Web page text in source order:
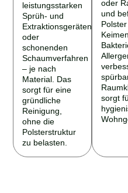
leistungsstarken
Sprüh- und
Extraktionsgeräten
oder
schonenden
Schaumverfahren
– je nach
Material. Das
sorgt für eine
gründliche
Reinigung,
ohne die
Polsterstruktur
zu belasten.
und
Keimen,
sorgt